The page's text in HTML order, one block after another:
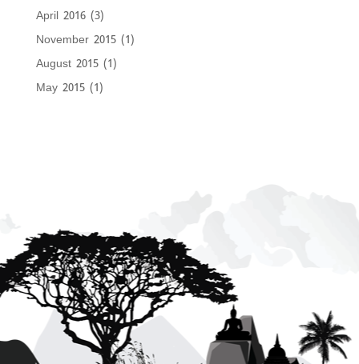
April 2016(3)
November 2015(1)
August 2015(1)
May 2015(1)